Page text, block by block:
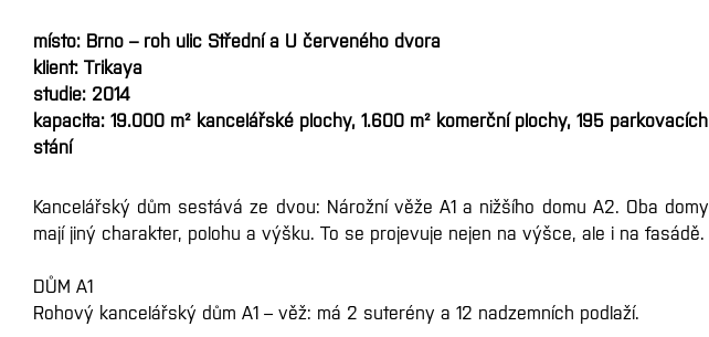
místo: Brno – roh ulic Střední a U červeného dvora
klient: Trikaya
studie: 2014
kapacita: 19.000 m² kancelářské plochy, 1.600 m² komerční plochy, 195 parkovacích
stání
Kancelářský dům sestává ze dvou: Nárožní věže A1 a nižšího domu A2. Oba domy
mají jiný charakter, polohu a výšku. To se projevuje nejen na výšce, ale i na fasádě.
DŮM A1
Rohový kancelářský dům A1 – věž: má 2 suterény a 12 nadzemních podlaží.